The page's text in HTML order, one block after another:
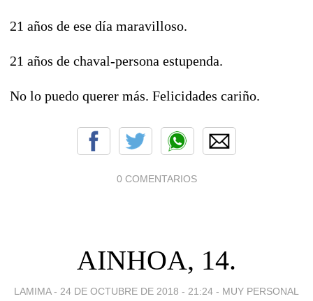
21 años de ese día maravilloso.
21 años de chaval-persona estupenda.
No lo puedo querer más. Felicidades cariño.
0 COMENTARIOS
AINHOA, 14.
LAMIMA - 24 DE OCTUBRE DE 2018 - 21:24 - MUY PERSONAL